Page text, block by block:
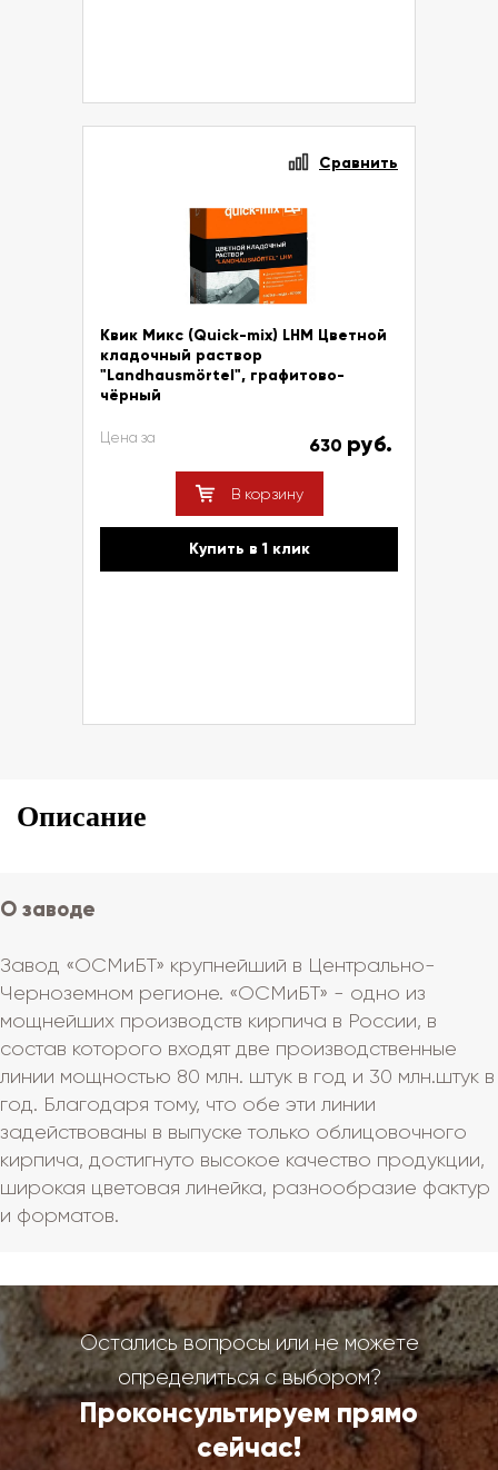
Сравнить
Квик Микс (Quick-mix) LHM Цветной
кладочный раствор
"Landhausmörtel", графитово-
чёрный
Цена за 630 руб.
В корзину
Купить в 1 клик
Описание
О заводе
Завод «ОСМиБТ» крупнейший в Центрально-
Черноземном регионе. «ОСМиБТ» - одно из
мощнейших производств кирпича в России, в
состав которого входят две производственные
линии мощностью 80 млн. штук в год и 30 млн.штук в
год. Благодаря тому, что обе эти линии
задействованы в выпуске только облицовочного
кирпича, достигнуто высокое качество продукции,
широкая цветовая линейка, разнообразие фактур
и форматов.
Остались вопросы или не можете
определиться с выбором?
Проконсультируем прямо
сейчас!